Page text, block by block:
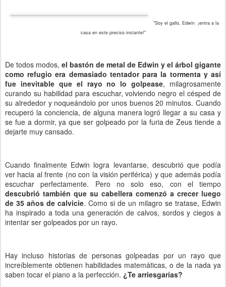
"Soy el gallo, Edwin ¡entra a la
casa en este preciso instante!"
De todos modos, el bastón de metal de Edwin y el árbol gigante
como refugio era demasiado tentador para la tormenta y así
fue inevitable que el rayo no lo golpease, milagrosamente
curando su habilidad para escuchar, volviendo negro el césped de
su alrededor y noqueándolo por unos buenos 20 minutos. Cuando
recuperó la conciencia, de alguna manera logró llegar a su casa y
se fue a dormir, ya que ser golpeado por la furia de Zeus tiende a
dejarte muy cansado.
Cuando finalmente Edwin logra levantarse, descubrió que podía
ver hacia al frente (no con la visión periférica) y que además podía
escuchar perfectamente. Pero no solo eso, con el tiempo
descubrió también que su cabellera comenzó a crecer luego
de 35 años de calvicie. Como si de un milagro se tratase, Edwin
ha inspirado a toda una generación de calvos, sordos y ciegos a
intentar ser golpeados por un rayo.
Hay incluso historias de personas golpeadas por un rayo que
increíblemente obtienen habilidades matemáticas, o de la nada ya
saben tocar el piano a la perfección. ¿Te arriesgarías?